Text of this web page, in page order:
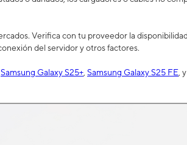
Verifica con tu proveedor la
del servidor y otros factores.
Samsung Galaxy S25+ Samsung Galaxy S25 FE , y